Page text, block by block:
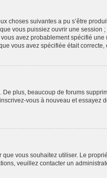
choses suivantes a pu s’être
vous puissiez ouvrir une session
avez probablement spécifié
vous avez spécifiée était
plus, beaucoup de forums
vous à nouveau et essayez
vous souhaitez utiliser. Le
veuillez contacter un